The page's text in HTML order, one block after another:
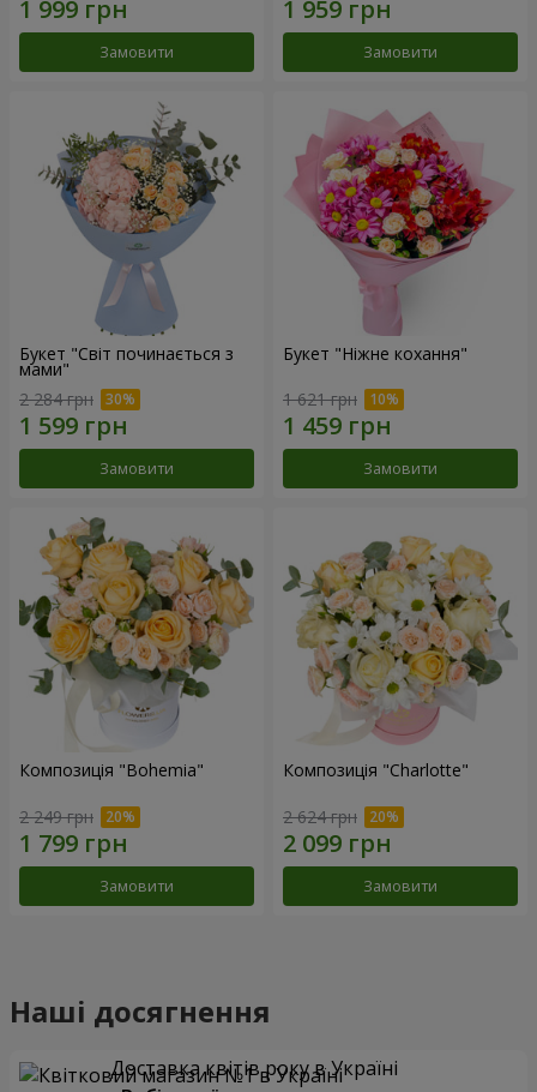
Замовити Замовити
Букет "Світ починається з
мами"
2 284 грн
Замовити
Букет "Ніжне кохання"
1 621 грн
Замовити
Композиція "Bohemia"
2 249 грн
Замовити
Композиція "Charlotte"
2 624 грн
Замовити
Наші досягнення
Доставка квітів року в Україні